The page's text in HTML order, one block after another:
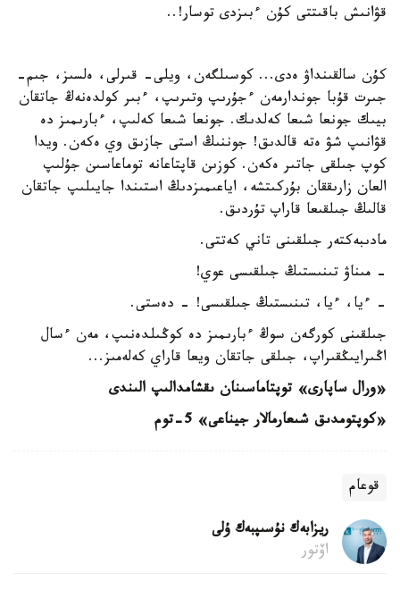
قۋانىش باقىتتى كۇن ءبىزدى توسار!..
كۇن سالقىنداۋ ەدى... كوسىلگەن، ويلى- قىرلى، ەلسىز، جىم-
جىرت قۇبا جوندارمەن ءجۇرىپ وتىرىپ، ءبىر كولدەنەڭ جاتقان
بيىك جونعا شىعا كەلدىك. جونعا شىعا كەلىپ، ءبارىمىز دە
قۋانىپ شۋ ەتە قالدىق! جوننىڭ استى جازىق وي ەكەن. ويدا
كوپ جىلقى جاتىر ەكەن. كوزىن قاپتاعانە توماعاسىن جۇلىپ
العان زارىققان بۇركىتشە، اياعىمىزدىڭ استىندا جايىلىپ جاتقان
قالىڭ جىلقىعا قاراپ تۇردىق.
مادىبەكتەر جىلقىنى تاني كەتتى.
- مىناۋ تىنىستىڭ جىلقىسى عوي!
- ءيا، ءيا، تىنىستىڭ جىلقىسى! - دەستى.
جىلقىنى كورگەن سوڭ ءبارىمىز دە كوڭىلدەنىپ، مەن ءسال
اڭىرايىڭقىراپ، جىلقى جاتقان ويعا قاراي كەلەمىز...
«ورال ساپارى» توپتاماسىنان ىقشامدالىپ الىندى
«كوپتومدىق شىعارمالار جيناعى» 5-توم
قوعام
ريزابەك نۇسىپبەك ۇلى
اۆتور